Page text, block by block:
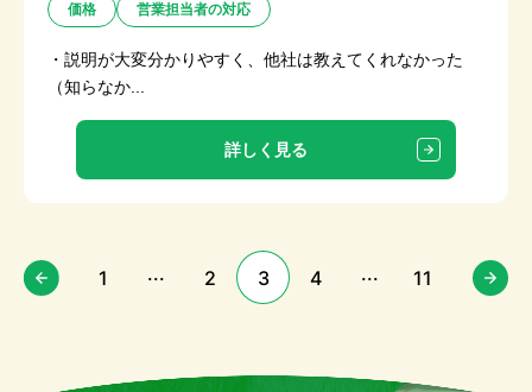
価格 営業担当者の対応
・説明が大変分かりやすく、他社は教えてくれなかった
（知らなか...
詳しく見る
1 ... 2 3 4 ... 11